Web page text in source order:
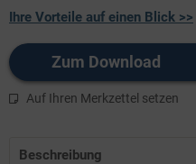
Ihre Vorteile auf einen Blick >>
Zum Download
Auf Ihren Merkzettel setzen
Beschreibung